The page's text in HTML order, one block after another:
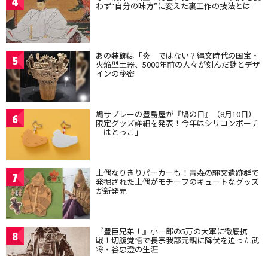
わず“自分の味方”に変えた裏工作の技法とは
5 あの装飾は「炎」ではない？縄文時代の国宝・
火焔型土器、5000年前の人々が刻んだ謎とデザ
インの秘密
6 鳩サブレーの豊島屋が『鳩の日』（8月10日）
限定グッズ詳細を発表！今年はシリコンポーチ
「はとっこ」
7 土偶なりきりパーカーも！青森の縄文遺跡群で
発掘された土偶がモチーフのキュートなグッズ
が新発売
8 『豊臣兄弟！』小一郎の5万の大軍に徹底抗
戦！切腹覚悟で長宗我部元親に降伏を迫った武
将・谷忠澄の生涯